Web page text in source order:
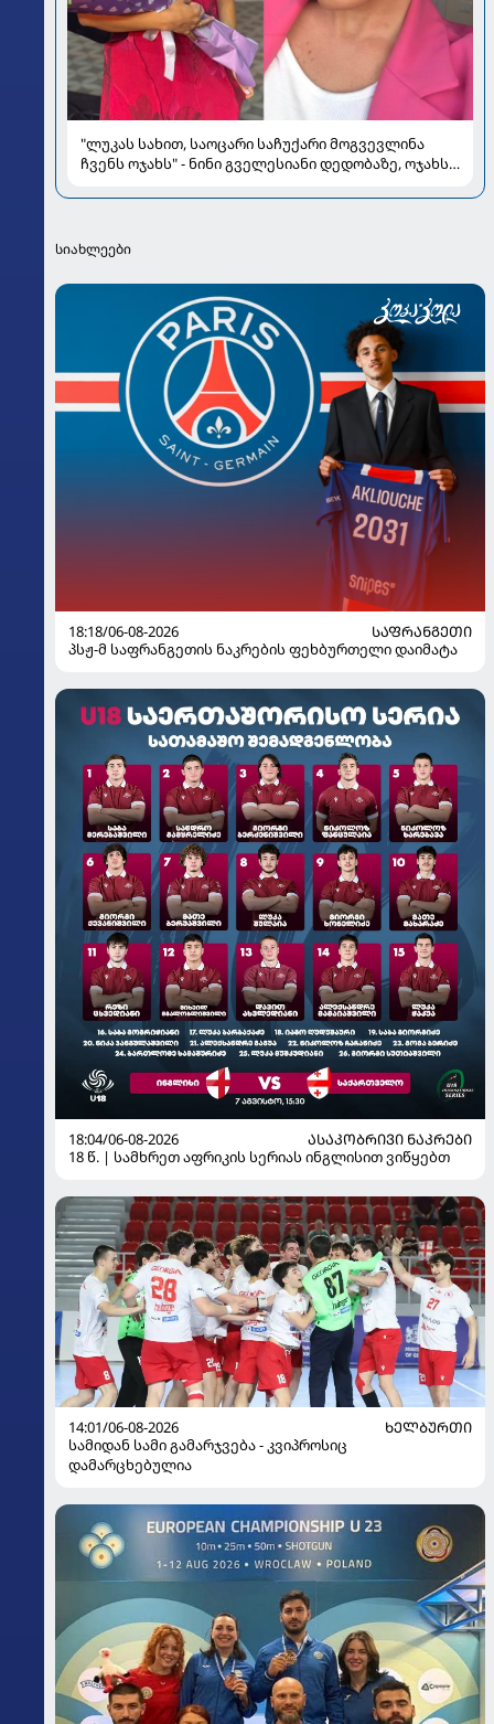
"ლუკას სახით, საოცარი საჩუქარი მოგვევლინა
ჩვენს ოჯახს" - ნინი გველესიანი დედობაზე, ოჯახსა
სიახლეები
18:18/06-08-2026
ᲡᲐᲤᲠᲐᲜᲒᲔᲗᲘ
პსჟ-მ საფრანგეთის ნაკრების ფეხბურთელი დაიმატა
18:04/06-08-2026
ᲐᲡᲐᲙᲝᲑᲠᲘᲕᲘ ᲜᲐᲙᲠᲔᲑᲘ
18 წ. | სამხრეთ აფრიკის სერიას ინგლისით ვიწყებთ
14:01/06-08-2026
ᲮᲔᲚᲑᲣᲠᲗᲘ
სამიდან სამი გამარჯვება - კვიპროსიც
დამარცხებულია